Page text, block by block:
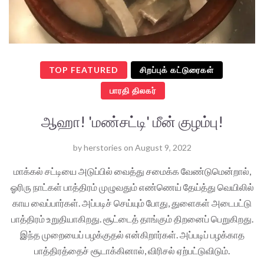
TOP FEATURED சிறப்புக் கட்டுரைகள்
பாரதி திலகர்
ஆஹா! 'மண்சட்டி' மீன் குழம்பு!
byherstories on August 9, 2022
மாக்கல் சட்டியை அடுப்பில் வைத்து சமைக்க வேண்டுமென்றால்,
ஓரிரு நாட்கள் பாத்திரம் முழுவதும் எண்ணெய் தேய்த்து வெயிலில்
காய வைப்பார்கள். அப்படிச் செய்யும் போது, துளைகள் அடைபட்டு
பாத்திரம் உறுதியாகிறது. சூட்டைத் தாங்கும் திறனைப் பெறுகிறது.
இந்த முறையைப் பழக்குதல் என்கிறார்கள். அப்படிப் பழக்காத
பாத்திரத்தைச் சூடாக்கினால், விரிசல் ஏற்பட்டுவிடும்.